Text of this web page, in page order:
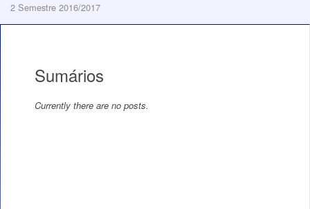
2 Semestre 2016/2017
Sumários
Currently there are no posts.